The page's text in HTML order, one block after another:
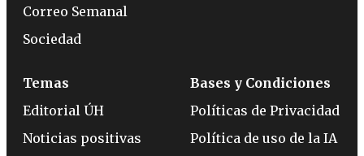
Correo Semanal
Sociedad
Temas
Editorial ÚH
Noticias positivas
Bases y Condiciones
Políticas de Privacidad
Política de uso de la IA